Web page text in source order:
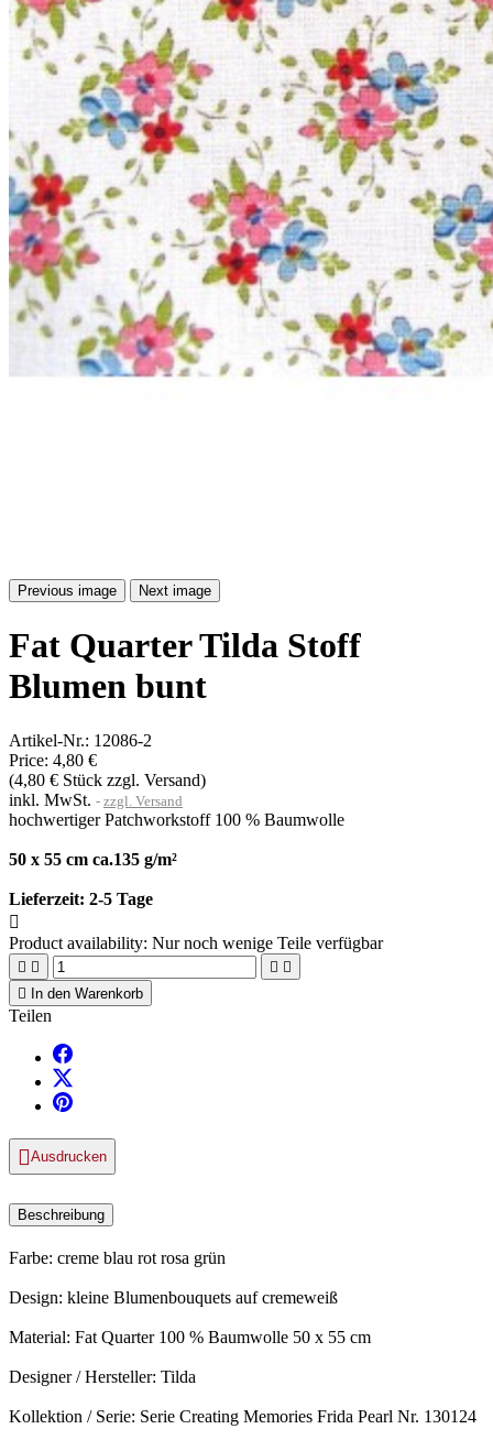
Previous image Next image
Fat Quarter Tilda Stoff
Blumen bunt
Artikel-Nr.: 12086-2
Price: 4,80 €
(4,80 € Stück zzgl. Versand)
inkl. MwSt.
zzgl. Versand
hochwertiger Patchworkstoff 100 % Baumwolle
50 x 55 cm ca.135 g/m²
Lieferzeit: 2-5 Tage

Product availability: Nur noch wenige Teile verfügbar
   

In den Warenkorb
Teilen
Ausdrucken
Beschreibung
Farbe: creme blau rot rosa grün
Design: kleine Blumenbouquets auf cremeweiß
Material: Fat Quarter 100 % Baumwolle 50 x 55 cm
Designer / Hersteller: Tilda
Kollektion / Serie: Serie Creating Memories Frida Pearl Nr. 130124